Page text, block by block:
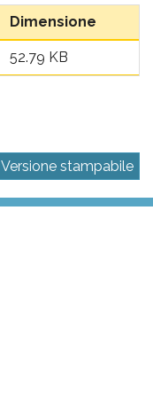
Dimensione
52.79 KB
Versione stampabile